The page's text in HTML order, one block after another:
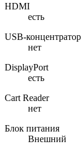
HDMI
есть
USB-концентратор
нет
DisplayPort
есть
Cart Reader
нет
Блок питания
Внешний